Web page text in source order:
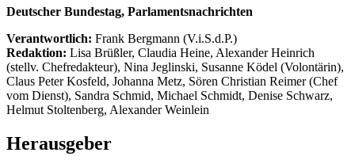
Deutscher Bundestag, Parlamentsnachrichten
Verantwortlich: Frank Bergmann (V.i.S.d.P.)
Redaktion: Lisa Brüßler, Claudia Heine, Alexander Heinrich
(stellv. Chefredakteur), Nina Jeglinski, Susanne Ködel (Volontärin),
Claus Peter Kosfeld, Johanna Metz, Sören Christian Reimer (Chef
vom Dienst), Sandra Schmid, Michael Schmidt, Denise Schwarz,
Helmut Stoltenberg, Alexander Weinlein
Herausgeber